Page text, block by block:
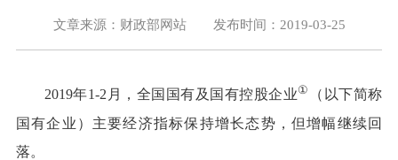
文章来源：财政部网站 发布时间：2019-03-25
2019年1-2月，全国国有及国有控股企业①
（以下简称
国有企业）主要经济指标保持增长态势，但增幅继续回
落。